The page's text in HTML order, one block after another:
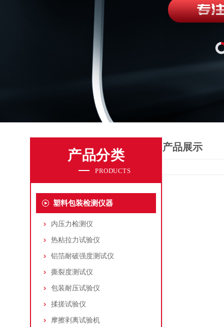
产品分类
PRODUCTS
塑料包装检测仪器
内压力检测仪
热粘拉力试验仪
铝箔耐破强度测试仪
撕裂度测试仪
包装耐压试验仪
揉搓试验仪
摩擦剥离试验机
产品展示